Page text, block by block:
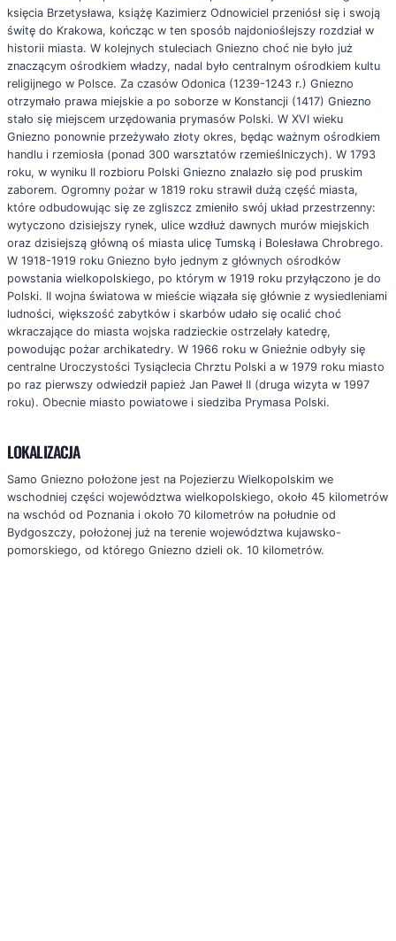
księcia Brzetysława, książę Kazimierz Odnowiciel przeniósł się i swoją
świtę do Krakowa, kończąc w ten sposób najdonioślejszy rozdział w
historii miasta. W kolejnych stuleciach Gniezno choć nie było już
znaczącym ośrodkiem władzy, nadal było centralnym ośrodkiem kultu
religijnego w Polsce. Za czasów Odonica (1239-1243 r.) Gniezno
otrzymało prawa miejskie a po soborze w Konstancji (1417) Gniezno
stało się miejscem urzędowania prymasów Polski. W XVI wieku
Gniezno ponownie przeżywało złoty okres, będąc ważnym ośrodkiem
handlu i rzemiosła (ponad 300 warsztatów rzemieślniczych). W 1793
roku, w wyniku II rozbioru Polski Gniezno znalazło się pod pruskim
zaborem. Ogromny pożar w 1819 roku strawił dużą część miasta,
które odbudowując się ze zgliszcz zmieniło swój układ przestrzenny:
wytyczono dzisiejszy rynek, ulice wzdłuż dawnych murów miejskich
oraz dzisiejszą główną oś miasta ulicę Tumską i Bolesława Chrobrego.
W 1918-1919 roku Gniezno było jednym z głównych ośrodków
powstania wielkopolskiego, po którym w 1919 roku przyłączono je do
Polski. II wojna światowa w mieście wiązała się głównie z wysiedleniami
ludności, większość zabytków i skarbów udało się ocalić choć
wkraczające do miasta wojska radzieckie ostrzelały katedrę,
powodując pożar archikatedry. W 1966 roku w Gnieźnie odbyły się
centralne Uroczystości Tysiąclecia Chrztu Polski a w 1979 roku miasto
po raz pierwszy odwiedził papież Jan Paweł II (druga wizyta w 1997
roku). Obecnie miasto powiatowe i siedziba Prymasa Polski.
LOKALIZACJA
Samo Gniezno położone jest na Pojezierzu Wielkopolskim we
wschodniej części województwa wielkopolskiego, około 45 kilometrów
na wschód od Poznania i około 70 kilometrów na południe od
Bydgoszczy, położonej już na terenie województwa kujawsko-
pomorskiego, od którego Gniezno dzieli ok. 10 kilometrów.